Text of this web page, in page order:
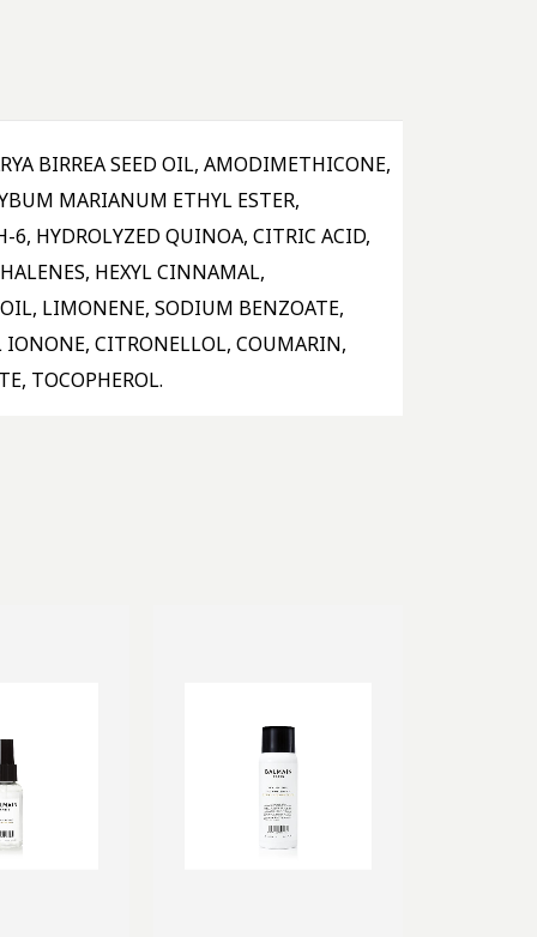
BIRREA SEED OIL, AMODIMETHICONE,
MARIANUM ETHYL ESTER,
6, HYDROLYZED QUINOA, CITRIC ACID,
HEXYL CINNAMAL,
LIMONENE, SODIUM BENZOATE,
IONONE, CITRONELLOL, COUMARIN,
TOCOPHEROL.